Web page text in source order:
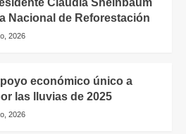
Claudia Sheinbaum
Nacional de Reforestación
2026
económico único a
las lluvias de 2025
2026